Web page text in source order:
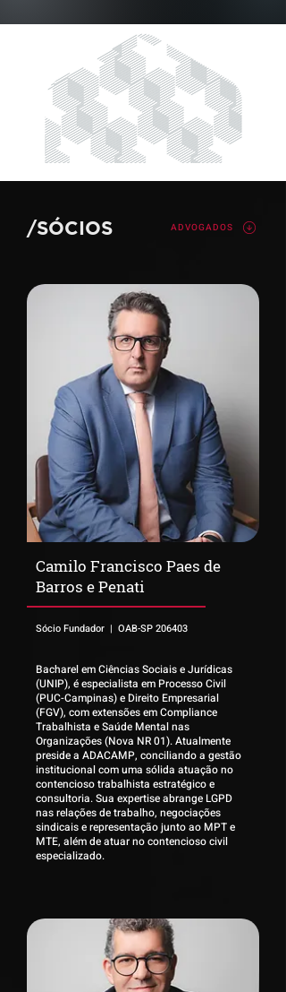
/SÓCIOS ADVOGADOS
​Camilo Francisco Paes de
Barros e Penati
Sócio Fundador | OAB-SP 206403
Bacharel em Ciências Sociais e Jurídicas
(UNIP), é especialista em Processo Civil
(PUC-Campinas) e Direito Empresarial
(FGV), com extensões em Compliance
Trabalhista e Saúde Mental nas
Organizações (Nova NR 01). Atualmente
preside a ADACAMP, conciliando a gestão
institucional com uma sólida atuação no
contencioso trabalhista estratégico e
consultoria. Sua expertise abrange LGPD
nas relações de trabalho, negociações
sindicais e representação junto ao MPT e
MTE, além de atuar no contencioso civil
especializado.